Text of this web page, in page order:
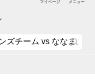
マイページ メニュー